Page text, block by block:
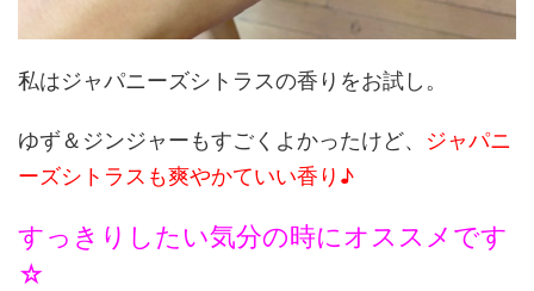
私はジャパニーズシトラスの香りをお試し。
ゆず＆ジンジャーもすごくよかったけど、 ジャパニ
ーズシトラスも爽やかていい香り♪
すっきりしたい気分の時にオススメです
☆